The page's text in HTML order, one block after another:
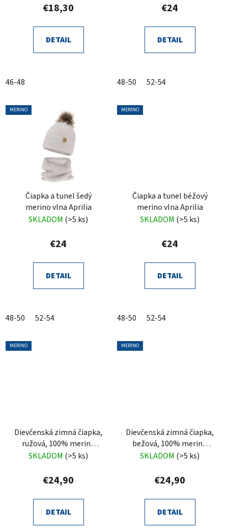
€18,30
DETAIL
46-48
€24
DETAIL
48-50 52-54
MERINO
Čiapka a tunel šedý
merino vlna Aprilia
SKLADOM (>5 ks)
€24
DETAIL
48-50 52-54
MERINO
Čiapka a tunel béžový
merino vlna Aprilia
SKLADOM (>5 ks)
€24
DETAIL
48-50 52-54
MERINO
Dievčenská zimná čiapka,
ružová, 100% merino
vlnená, zaväzovacia,
SKLADOM (>5 ks)
€24,90
DETAIL
MERINO
Dievčenská zimná čiapka,
bežová, 100% merino
vlnená, zaväzovacia,
SKLADOM (>5 ks)
€24,90
DETAIL